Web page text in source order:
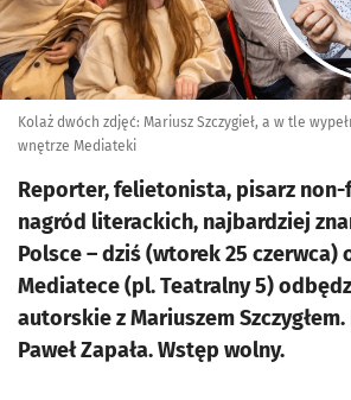
Kolaż dwóch zdjęć: Mariusz Szczygieł, a w tle
wnętrze Mediateki
Reporter, felietonista, pisarz
nagród literackich, najbardziej
Polsce – dziś (wtorek 25 czerwca)
Mediatece (pl. Teatralny 5)
autorskie z Mariuszem
Paweł Zapała. Wstęp wolny.